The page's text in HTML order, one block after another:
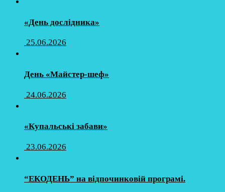
«День дослідника»
25.06.2026
День «Майстер-шеф»
24.06.2026
«Купальські забави»
23.06.2026
“ЕКОДЕНЬ” на відпочинковій програмі.